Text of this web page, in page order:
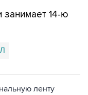
14-ю
ленту